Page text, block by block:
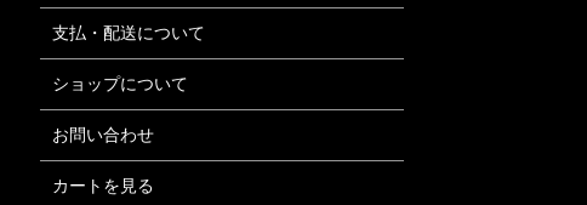
支払・配送について
ショップについて
お問い合わせ
カートを見る